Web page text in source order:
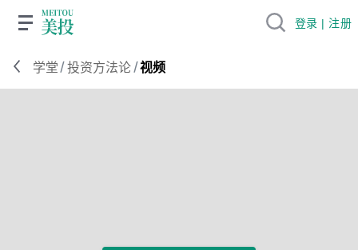
学堂 /投资方法论 /视频
登录 | 注册